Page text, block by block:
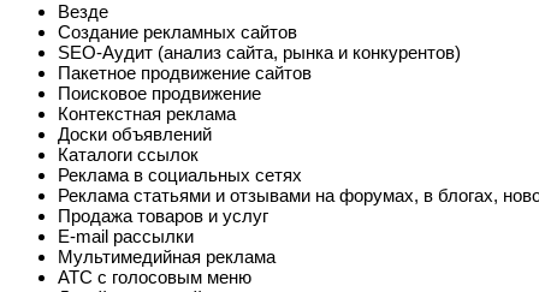
Везде
Создание рекламных сайтов
SEO-Аудит (анализ сайта, рынка и конкурентов)
Пакетное продвижение сайтов
Поисковое продвижение
Контекстная реклама
Доски объявлений
Каталоги ссылок
Реклама в социальных сетях
Реклама статьями и отзывами на форумах, в блогах,
Продажа товаров и услуг
E-mail рассылки
Мультимедийная реклама
АТС с голосовым меню